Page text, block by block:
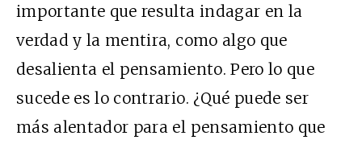
importante que resulta indagar en la
verdad y la mentira, como algo que
desalienta el pensamiento. Pero lo que
sucede es lo contrario. ¿Qué puede ser
más alentador para el pensamiento que